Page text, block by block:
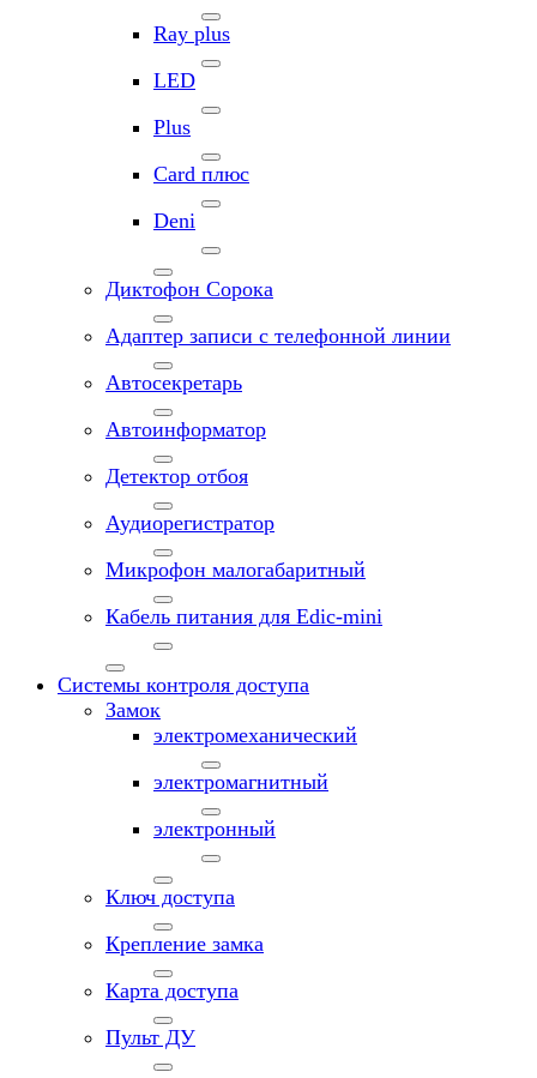
Ray plus
LED
Plus
Card плюс
Deni
Диктофон Сорока
Адаптер записи с телефонной линии
Автосекретарь
Автоинформатор
Детектор отбоя
Аудиорегистратор
Микрофон малогабаритный
Кабель питания для Edic-mini
Системы контроля доступа
Замок
электромеханический
электромагнитный
электронный
Ключ доступа
Крепление замка
Карта доступа
Пульт ДУ